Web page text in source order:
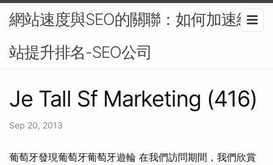
網站速度與SEO的關聯：如何加速網
站提升排名-SEO公司
Je Tall Sf Marketing (416)
Sep 20, 2013
葡萄牙發現葡萄牙葡萄牙遊輪 在我們訪問期間，我們欣賞